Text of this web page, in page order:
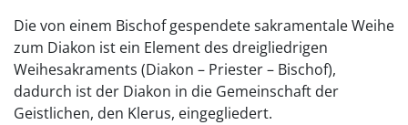
Die von einem Bischof gespendete sakramentale Weihe
zum Diakon ist ein Element des dreigliedrigen
Weihesakraments (Diakon – Priester – Bischof),
dadurch ist der Diakon in die Gemeinschaft der
Geistlichen, den Klerus, eingegliedert.